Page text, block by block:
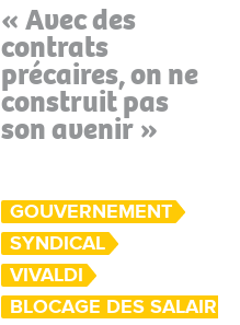
« Avec des
contrats
précaires, on ne
construit pas
son avenir »
GOUVERNEMENT
SYNDICAL
VIVALDI
BLOCAGE DES